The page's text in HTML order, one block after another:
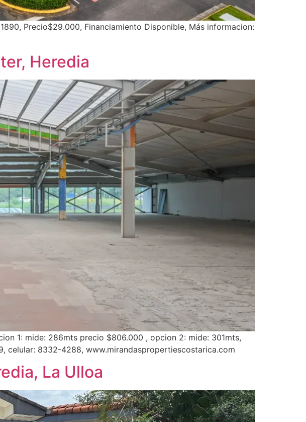
Precio$29.000, Financiamiento Disponible, Más informacion:
Heredia
1: mide: 286mts precio $806.000 , opcion 2: mide: 301mts,
celular: 8332-4288, www.mirandaspropertiescostarica.com
La Ulloa